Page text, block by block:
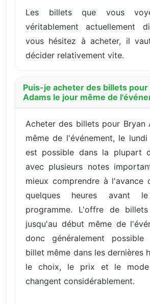
Les billets que vous
véritablement actuellement
vous hésitez à acheter, il
décider relativement vite.
Puis-je acheter des billets pour
Adams le jour même de
Acheter des billets pour Bryan
même de l'événement, le
est possible dans la plupart
avec plusieurs notes
mieux comprendre à l'avance
quelques heures avant
programme. L'offre de
jusqu'au début même de
donc généralement
billet même dans les dernières
le choix, le prix et le
changent considérablement.